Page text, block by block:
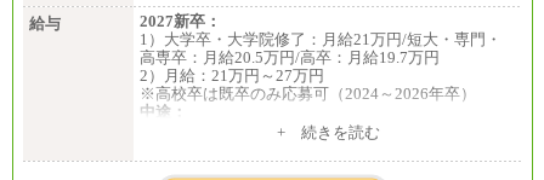
給与
2027新卒：
1）大学卒・大学院修了：月給21万円/短大・専門・
高専卒：月給20.5万円/高卒：月給19.7万円
2）月給：21万円～27万円
※高校卒は既卒のみ応募可（2024～2026年卒）
中途：
1）月給：21万円～25万円+ 続きを読む